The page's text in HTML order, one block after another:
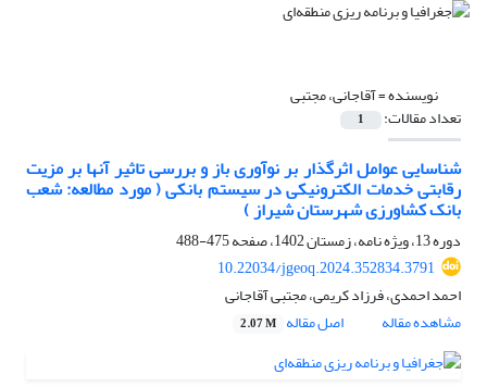
نویسنده =آقاجانی، مجتبی
تعداد مقالات: 1
شناسایی عوامل اثرگذار بر نوآوری باز و بررسی تاثیر آنها بر مزیت
رقابتی خدمات الکترونیکی در سیستم بانکی ( مورد مطالعه: شعب
بانک کشاورزی شهرستان شیراز )
دوره 13، ویژه نامه، زمستان 1402، صفحه
475-488
10.22034/jgeoq.2024.352834.3791
احمد احمدی، فرزاد کریمی، مجتبی آقاجانی
مشاهده مقاله
اصل مقاله 2.07 M